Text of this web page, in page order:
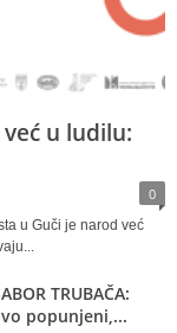
već u ludilu:
0
u Guči je narod već
TRUBAČA:
popunjeni,...